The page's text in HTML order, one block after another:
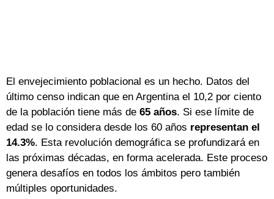
El envejecimiento poblacional es un hecho. Datos del
último censo indican que en Argentina el 10,2 por ciento
de la población tiene más de 65 años. Si ese límite de
edad se lo considera desde los 60 años representan el
14.3%. Esta revolución demográfica se profundizará en
las próximas décadas, en forma acelerada. Este proceso
genera desafíos en todos los ámbitos pero también
múltiples oportunidades.